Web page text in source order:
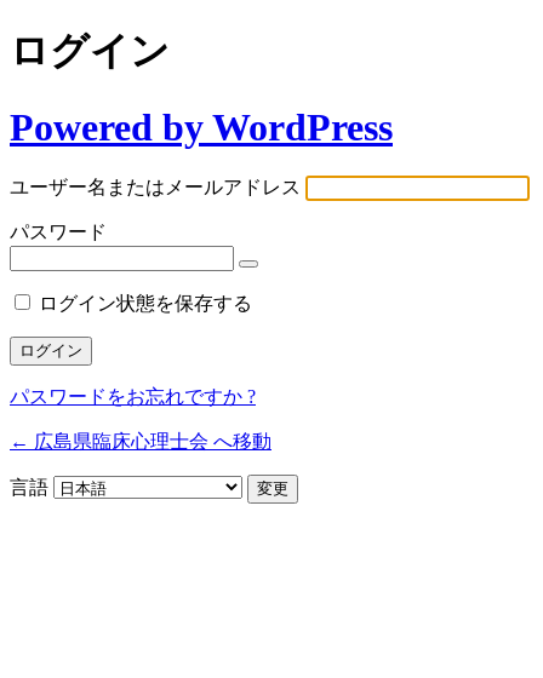
ログイン
Powered by WordPress
ユーザー名またはメールアドレス
パスワード
ログイン状態を保存する
パスワードをお忘れですか ?
← 広島県臨床心理士会 へ移動
言語